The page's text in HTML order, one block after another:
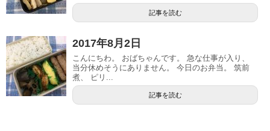
記事を読む
2017年8月2日
こんにちわ。 おばちゃんです。 急な仕事が入り、
当分休めそうにありません。 今日のお弁当。 筑前
煮、 ピリ...
記事を読む